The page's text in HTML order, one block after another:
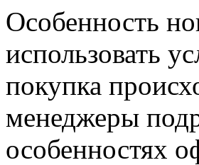
Особенность
использовать
покупка
менеджеры
особенностях